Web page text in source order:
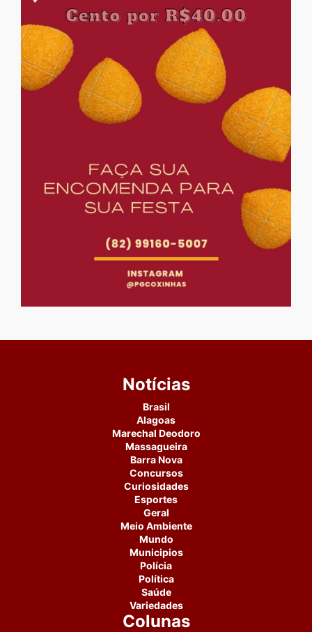
Notícias
Brasil
Alagoas
Marechal Deodoro
Massagueira
Barra Nova
Concursos
Curiosidades
Esportes
Geral
Meio Ambiente
Mundo
Municipios
Polícia
Política
Saúde
Variedades
Colunas